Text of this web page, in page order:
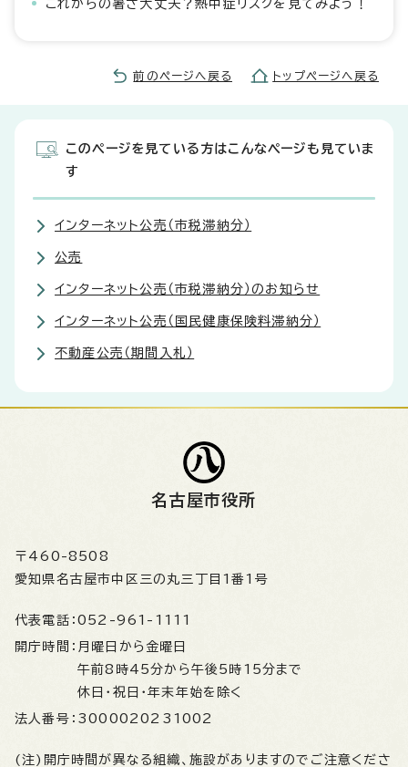
これからの暑さ大丈夫？熱中症リスクを見てみよう！
前のページへ戻る トップページへ戻る
このページを見ている方はこんなページも見ていま
す
インターネット公売（市税滞納分）
公売
インターネット公売（市税滞納分）のお知らせ
インターネット公売（国民健康保険料滞納分）
不動産公売（期間入札）
名古屋市役所
〒460-8508
愛知県名古屋市中区三の丸三丁目1番1号
代表電話： 052-961-1111
開庁時間： 月曜日から金曜日
午前8時45分から午後5時15分まで
休日・祝日・年末年始を除く
法人番号： 3000020231002
(注)開庁時間が異なる組織、施設がありますのでご注意くださ